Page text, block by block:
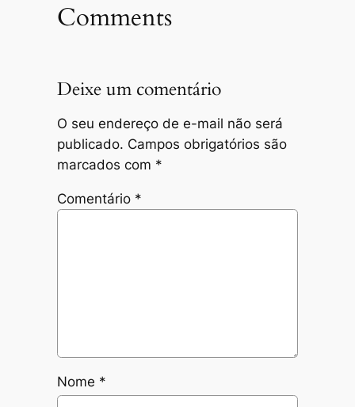
Comments
Deixe um comentário
O seu endereço de e-mail não será
publicado. Campos obrigatórios são
marcados com *
Comentário *
Nome *